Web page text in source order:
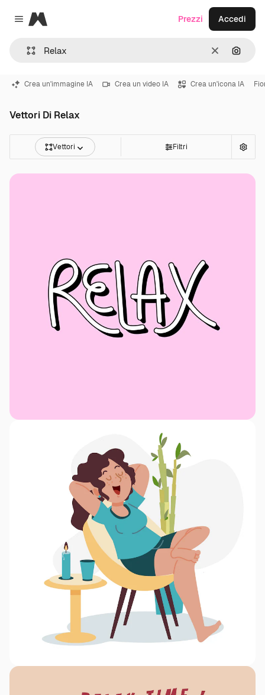
Close menu
Magnific
CancellaCerca
Prezzi Accedi
Crea un'immagine IA Crea un video IA Crea un'icona IA
Vettori Di Relax
Vettori Filtri